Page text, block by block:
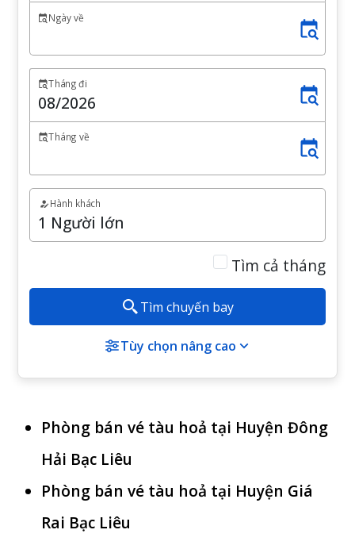
Ngày về
Tháng đi
Tháng về
Hành khách
Tìm cả tháng
Tìm chuyến bay
Tùy chọn nâng cao
Phòng bán vé tàu hoả tại Huyện Đông
Hải Bạc Liêu
Phòng bán vé tàu hoả tại Huyện Giá
Rai Bạc Liêu